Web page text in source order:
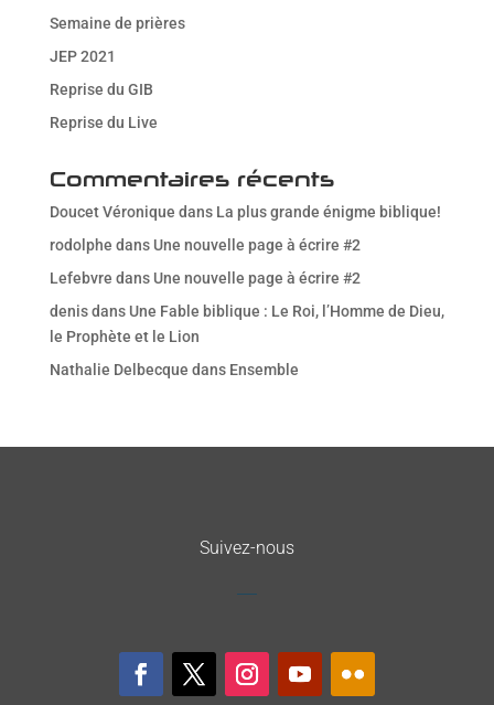
Semaine de prières
JEP 2021
Reprise du GIB
Reprise du Live
Commentaires récents
Doucet Véronique dans La plus grande énigme biblique!
rodolphe dans Une nouvelle page à écrire #2
Lefebvre dans Une nouvelle page à écrire #2
denisdans Une Fable biblique : Le Roi, l’Homme de Dieu,
le Prophète et le Lion
Nathalie Delbecque dans Ensemble
Suivez-nous